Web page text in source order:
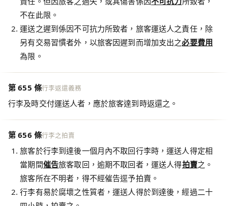
不在此限。
運送之遲到係因不可抗力所致者，旅客運送人之責任，除
另有交易習慣者外，以旅客因遲到而增加支出之必要費用
為限。
第 655 條行李返還義務
行李及時交付運送人者，應於旅客達到時返還之。
第 656 條行李之拍賣
旅客於行李到達後一個月內不取回行李時，運送人得定相
當期間催告旅客取回，逾期不取回者，運送人得拍賣之。
旅客所在不明者，得不經催告逕予拍賣。
行李有易於腐壞之性質者，運送人得於到達後，經過二十